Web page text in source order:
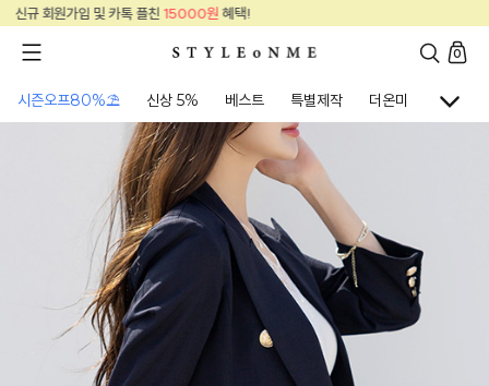
원혜택!
0
시즌오프80%⛱ 신상 5% 베스트 특별제작 더온미 골프웨어